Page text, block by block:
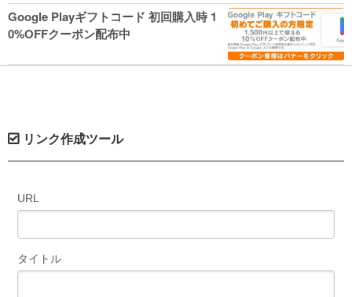
Google Playギフトコード 初回購入時 1
0%OFFクーポン配布中
リンク作成ツール
URL
タイトル